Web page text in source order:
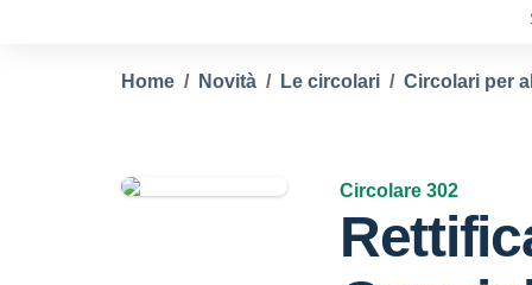
Home Novità Le circolari Circolari per
Circolare 302